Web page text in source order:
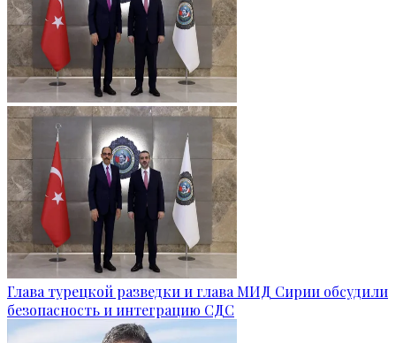
Глава турецкой разведки и глава МИД Сирии обсудили
безопасность и интеграцию СДС